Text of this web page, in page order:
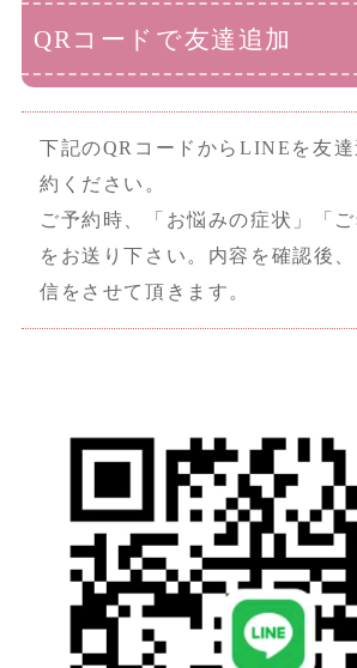
QRコードで友達追加
下記のQRコードからLINEを友
約ください。
ご予約時、「お悩みの症状」「ご
をお送り下さい。内容を確認後
信をさせて頂きます。